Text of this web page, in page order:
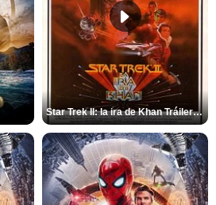
Star Trek II: la ira de Khan Tráiler VO